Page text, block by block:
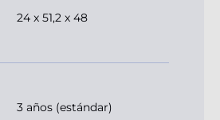
24 x 51,2 x 48
3 años (estándar)